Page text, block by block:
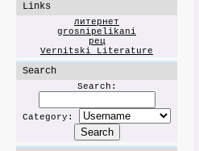
Links
литернет
grosnipelikani
рец
Vernitski Literature
Search
Search:
Category: